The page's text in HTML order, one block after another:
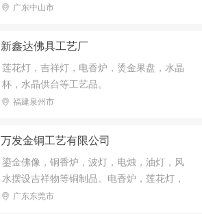
广东中山市
新鑫达佛具工艺厂
莲花灯，吉祥灯，电香炉，烫金果盘，水晶
杯，水晶供台等工艺品。
福建泉州市
万发金铜工艺有限公司
鎏金佛像，铜香炉，波灯，电烛，油灯，风
水摆设吉祥物等铜制品。电香炉，莲花灯，
龙凤烛灯，风水八卦，木雕神台，塑胶供
广东东莞市